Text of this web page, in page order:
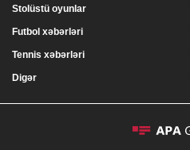
Stolüstü oyunlar
Futbol xəbərləri
Tennis xəbərləri
Digər